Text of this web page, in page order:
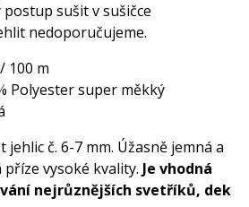
postup sušit v sušičce
nedoporučujeme.
100 m
Polyester super měkký
č. 6-7 mm. Úžasně jemná a
vysoké kvality. Je vhodná
nejrůznějších svetříků, dek